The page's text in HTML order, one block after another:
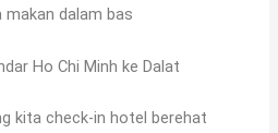
makan dalam bas
Ho Chi Minh ke Dalat
kita check-in hotel berehat